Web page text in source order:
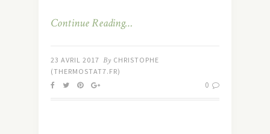
Continue Reading…
23 AVRIL 2017 By CHRISTOPHE
(THERMOSTAT7.FR)
0